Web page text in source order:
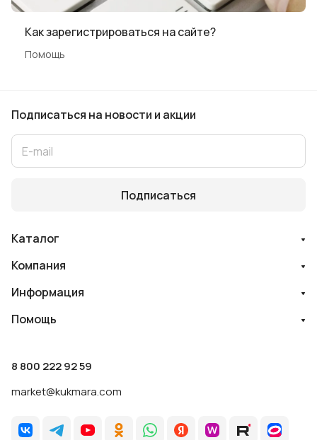
Как зарегистрироваться на сайте?
Помощь
Подписаться на новости и акции
Подписаться
Каталог
Компания
Информация
Помощь
8 800 222 92 59
market@kukmara.com